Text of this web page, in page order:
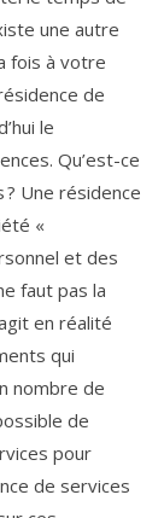
une autre
fois à votre
de
le
Qu’est-ce
? Une résidence
«
et des
faut pas la
en réalité
qui
nombre de
de
pour
de services